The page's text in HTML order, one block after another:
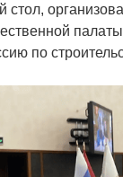
стол,
по